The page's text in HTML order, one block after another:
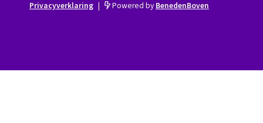
Privacyverklaring | Powered by BenedenBoven